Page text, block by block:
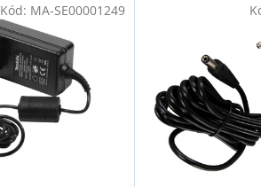
Kód: MA-SE00001249